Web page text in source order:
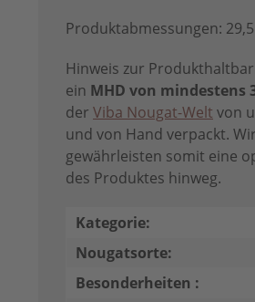
Produktabmessungen:
Hinweis zur
ein MHD von mindestens
der Viba Nougat-Welt von
und von Hand verpackt.
gewährleisten somit eine
des Produktes hinweg.
Kategorie:
Nougatsorte:
Besonderheiten :